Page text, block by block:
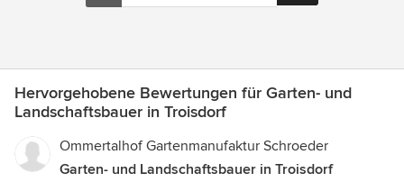
Hervorgehobene Bewertungen für Garten- und
Landschaftsbauer in Troisdorf
Ommertalhof Gartenmanufaktur Schroeder
Garten- und Landschaftsbauer in Troisdorf